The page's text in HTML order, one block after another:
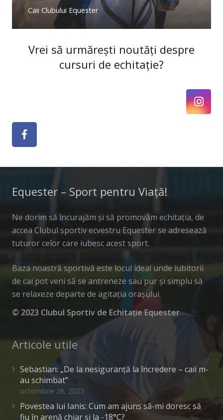
Caii Clubului Equester
Vrei să urmărești noutăți despre
cursuri de echitație?
Equester – Sport pentru Viață!
Ne dorim să încurajăm și să promovăm echitația, de
accea Clubul sportiv ecvestru Equester se adresează
tuturor celor care iubesc acest sport.
Baza noastră sportivă este locul ideal unde iubitorii
de cai pot veni să se antreneze sau pur și simplu să
se relaxeze departe de agitația orașului.
© 2023 Clubul Sportiv de Echitație Equester
Articole utile
Sebastian: „De la nesiguranță la încredere – caii m-
au schimbat”
octombrie 28, 2025
Povestea lui Ianis: Cum am ajuns să-mi doresc să
fiu în arenă chiar și la -18°C?